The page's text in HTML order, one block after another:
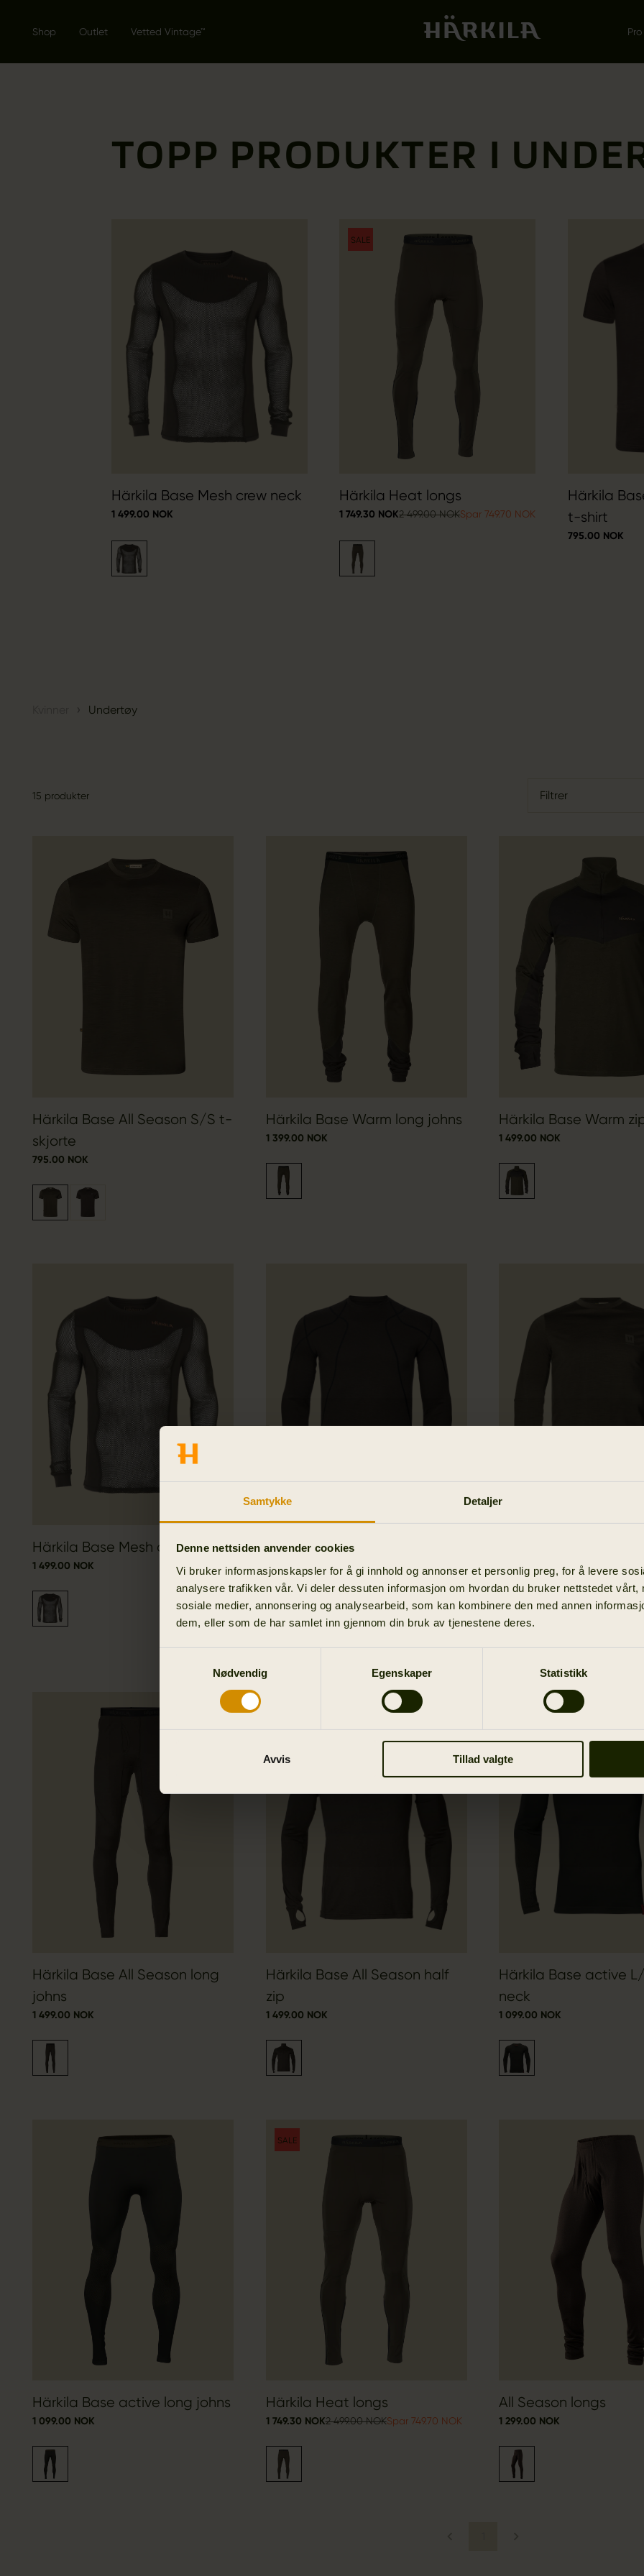
Samtykke Detaljer
Denne nettsiden anvender cookies
Vi bruker informasjonskapsler for å gi innhold og annonser et personlig preg, for å levere
analysere trafikken vår. Vi deler dessuten informasjon om hvordan du bruker nettstedet vårt,
sosiale medier, annonsering og analysearbeid, som kan kombinere den med annen
dem, eller som de har samlet inn gjennom din bruk av tjenestene deres.
Nødvendig
Egenskaper Statistikk
Avvis Tillad valgte
Shop Outlet Vetted Vintage™
TOPP PRODUKTER I
Härkila Base Mesh crew neck
1 499.00 NOK
SALE
Härkila Heat longs
1 749.30 NOK2 499.00 NOKSpar 749.70 NOK
Härkila
t-shirt
795.00 NOK
› Undertøy
15 produkter Filtrer
Härkila Base All Season S/S t-
skjorte
795.00 NOK
Härkila Base Warm long johns
1 399.00 NOK
Härkila Base Warm
1 499.00 NOK
Härkila Base Mesh crew neck
1 499.00 NOK
Härkila Aspire Base Layer-
Sett
1 899.00 NOK
skjorte
1 099.00 NOK
Härkila Base All Season long
johns
1 499.00 NOK
Härkila Base All Season half
zip
1 499.00 NOK
Härkila Base active
neck
1 099.00 NOK
Härkila Base active long johns
1 099.00 NOK
SALE
Härkila Heat longs
1 749.30 NOK2 499.00 NOKSpar 749.70 NOK
All Season longs
1 299.00 NOK